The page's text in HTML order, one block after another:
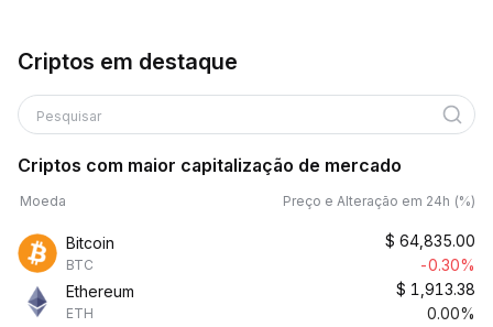
Criptos em destaque
Pesquisar
Criptos com maior capitalização de mercado
Moeda Preço e Alteração em 24h (%)
Bitcoin
BTC
$ 64,835.00
-0.30%
Ethereum
ETH
$ 1,913.38
0.00%